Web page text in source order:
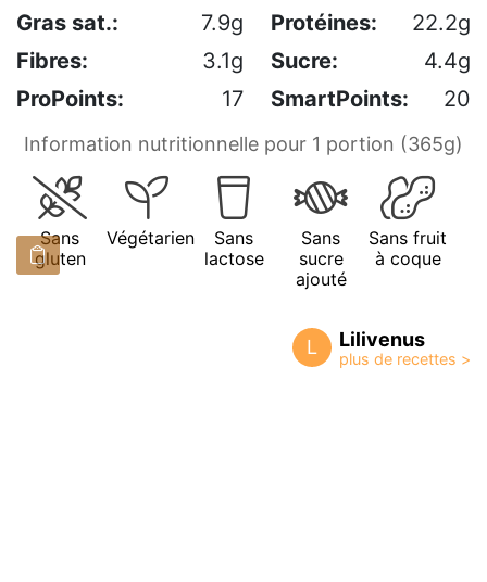
Gras sat.:
7.9g Protéines:
22.2g
Fibres:
3.1g Sucre:
4.4g
ProPoints:
17 SmartPoints: 20
Information nutritionnelle pour 1 portion (365g)
Sans
gluten
Végétarien
Sans
lactose
Sans
sucre
ajouté
Sans fruit
à coque
L Lilivenus